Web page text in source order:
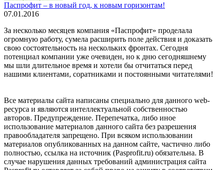
Паспрофит – в новый год, к новым горизонтам!
07.01.2016
За несколько месяцев компания «Паспрофит» проделала
огромную работу, сумела расширить поле действия и доказать
свою состоятельность на нескольких фронтах. Сегодня
потенциал компании уже очевиден, но к дню сегодняшнему
мы шли длительное время и хотели бы отчитаться перед
нашими клиентами, соратниками и постоянными читателями!
Все материалы сайта написаны специально для данного web-
ресурса и являются интеллектуальной собственностью
авторов. Предупреждение. Перепечатка, либо иное
использование материалов данного сайта без разрешения
правообладателя запрещено. При всяком использовании
материалов опубликованных на данном сайте, частично либо
полностью, ссылка на источник (Pasprofit.ru) обязательна. В
случае нарушения данных требований администрация сайта